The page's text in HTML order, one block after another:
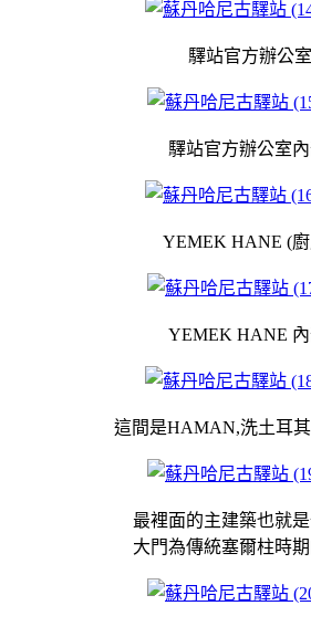
驛站官方辦公室
驛站官方辦公室
YEMEK HANE (
YEMEK HANE
這間是HAMAN,洗土耳
最裡面的主建築也就
大門為傳統塞爾柱時